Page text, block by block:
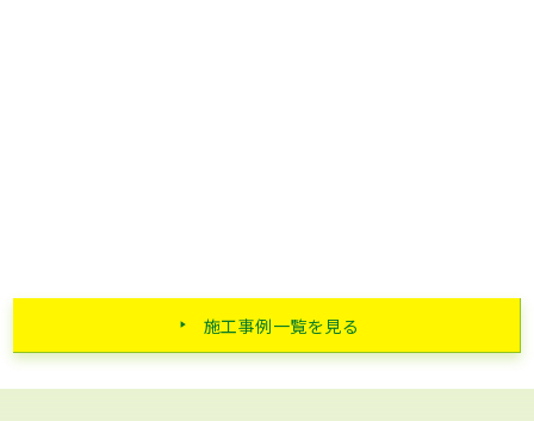
施工事例一覧を見る